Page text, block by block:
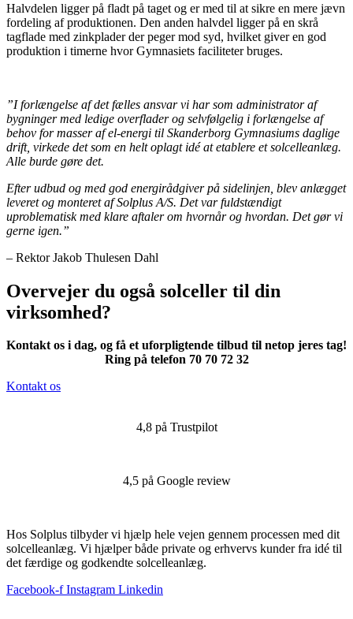
Halvdelen ligger på fladt på taget og er med til at sikre en mere jævn
fordeling af produktionen. Den anden halvdel ligger på en skrå
tagflade med zinkplader der peger mod syd, hvilket giver en god
produktion i timerne hvor Gymnasiets faciliteter bruges.
”I forlængelse af det fælles ansvar vi har som administrator af
bygninger med ledige overflader og selvfølgelig i forlængelse af
behov for masser af el-energi til Skanderborg Gymnasiums daglige
drift, virkede det som en helt oplagt idé at etablere et solcelleanlæg.
Alle burde gøre det.
Efter udbud og med god energirådgiver på sidelinjen, blev anlægget
leveret og monteret af Solplus A/S. Det var fuldstændigt
uproblematisk med klare aftaler om hvornår og hvordan. Det gør vi
gerne igen.”
– Rektor Jakob Thulesen Dahl
Overvejer du også solceller til din
virksomhed?
Kontakt os i dag, og få et uforpligtende tilbud til netop jeres tag!
Ring på telefon 70 70 72 32
Kontakt os
4,8 på Trustpilot
4,5 på Google review
Hos Solplus tilbyder vi hjælp hele vejen gennem processen med dit
solcelleanlæg. Vi hjælper både private og erhvervs kunder fra idé til
det færdige og godkendte solcelleanlæg.
Facebook-f Instagram Linkedin